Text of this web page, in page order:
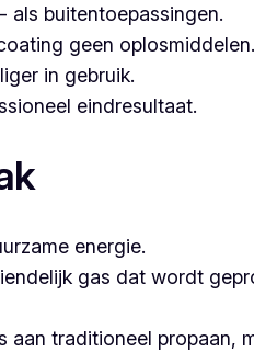
als buitentoepassingen.
geen oplosmiddelen.
in gebruik.
eindresultaat.
energie.
gas dat wordt
aan traditioneel